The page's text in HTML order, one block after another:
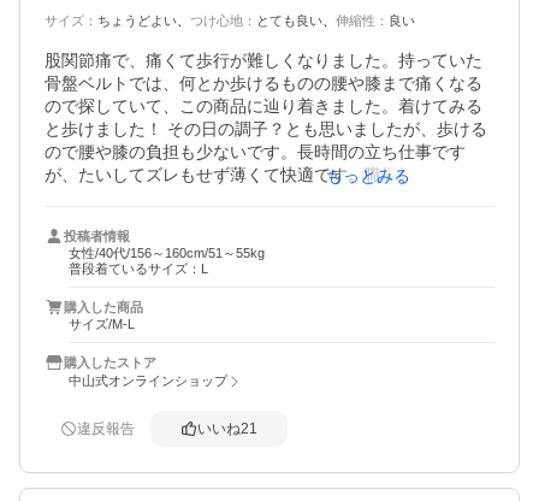
サイズ ： ちょうどよい つけ心地 ： とても良い 伸縮性 ： 良い
股関節痛で、痛くて歩行が難しくなりました。持っていた
骨盤ベルトでは、何とか歩けるものの腰や膝まで痛くなる
ので探していて、この商品に辿り着きました。着けてみる
と歩けました！ その日の調子？とも思いましたが、歩ける
ので腰や膝の負担も少ないです。長時間の立ち仕事です
が、たいしてズレもせず薄くて快適です。職場用と自宅用
♪
もっとみる
投稿者情報
女性/40代/156～160cm/51～55kg
普段着ているサイズ：L
購入した商品
サイズ/M-L
購入したストア
中山式オンラインショップ
違反報告 いいね21